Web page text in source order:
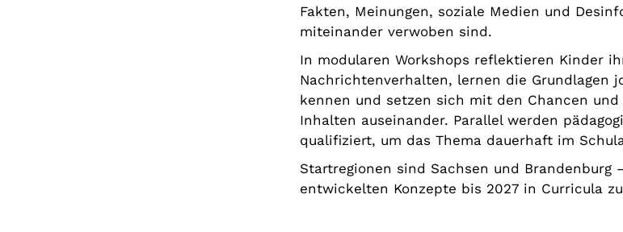
Fakten, Meinungen, soziale Medien und
miteinander verwoben sind.
In modularen Workshops reflektieren Kinder
Nachrichtenverhalten, lernen die Grundlagen
kennen und setzen sich mit den Chancen
Inhalten auseinander. Parallel werden
qualifiziert, um das Thema dauerhaft im
Startregionen sind Sachsen und Brandenburg
entwickelten Konzepte bis 2027 in Curricula